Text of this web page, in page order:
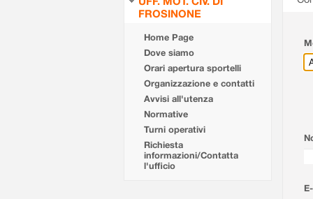
FROSINONE
Home Page
Dove siamo
Orari apertura sportelli
Organizzazione e contatti
Avvisi all'utenza
Normative
Turni operativi
Richiesta
informazioni/Contatta
l'ufficio